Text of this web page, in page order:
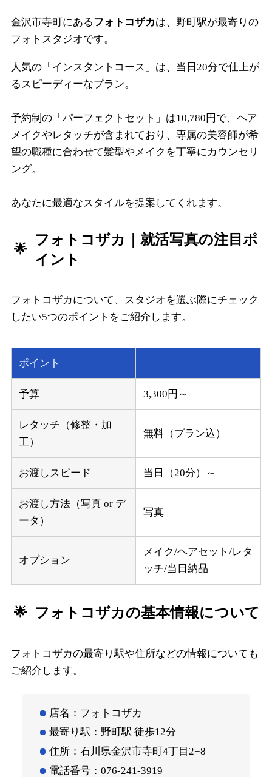
金沢市寺町にあるフォトコザカは、野町駅が最寄りの
フォトスタジオです。
人気の「インスタントコース」は、当日20分で仕上が
るスピーディーなプラン。
予約制の「パーフェクトセット」は10,780円で、ヘア
メイクやレタッチが含まれており、専属の美容師が希
望の職種に合わせて髪型やメイクを丁寧にカウンセリ
ング。
あなたに最適なスタイルを提案してくれます。
フォトコザカ
｜就活写真の注目ポ
イント
フォトコザカについて、スタジオを選ぶ際にチェック
したい5つのポイントをご紹介します。
ポイント
予算 3,300円～
レタッチ（修整・加
工）
無料（プラン込）
お渡しスピード 当日（20分）～
お渡し方法（写真 or デ
ータ）
写真
オプション
メイク/ヘアセット/レタ
ッチ/当日納品
フォトコザカの基本情報について
フォトコザカの最寄り駅や住所などの情報についても
ご紹介します。
店名：フォトコザカ
最寄り駅：野町駅 徒歩12分
住所：石川県金沢市寺町4丁目2−8
電話番号：076-241-3919